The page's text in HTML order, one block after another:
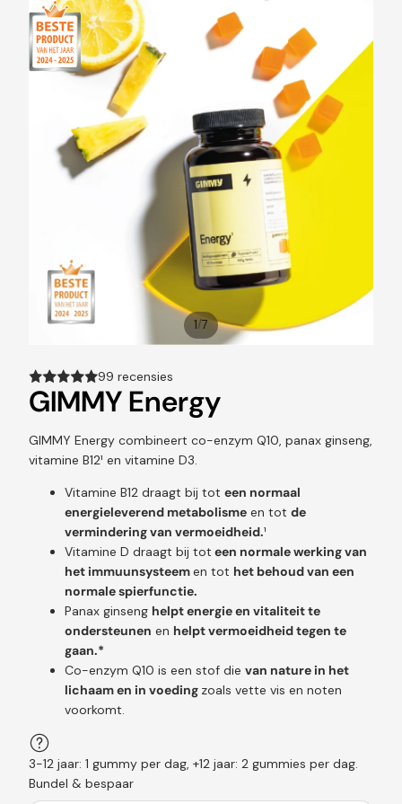
1/7
99 recensies
GIMMY Energy
GIMMY Energy combineert co-enzym Q10, panax ginseng,
vitamine B12¹ en vitamine D3.
Vitamine B12 draagt bij tot een normaal
energieleverend metabolisme en tot de
vermindering van vermoeidheid.¹
Vitamine D draagt bij tot een normale werking van
het immuunsysteemen tot het behoud van een
normale spierfunctie.
Panax ginseng helpt energie en vitaliteit te
ondersteunen en helpt vermoeidheid tegen te
gaan.*
Co-enzym Q10 is een stof die van nature in het
lichaam en in voeding zoals vette vis en noten
voorkomt.
3-12 jaar: 1 gummy per dag, +12 jaar: 2 gummies per dag.
Bundel & bespaar